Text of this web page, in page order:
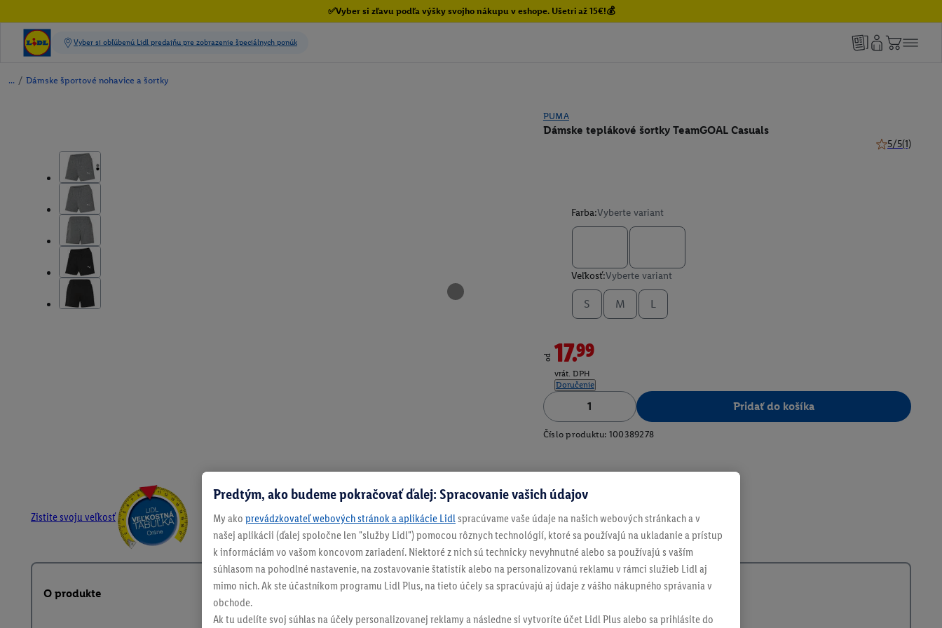
✅Vyber si zľavu podľa výšky svojho nákupu v eshope. Ušetri až 15€!💰
/ Dámske športové nohavice a šortky
PUMA
Dámske teplákové šortky TeamGOAL Casuals
5/5(1)
Farba:Vyberte variant
Veľkosť:Vyberte variant
S M L
od 17.99
vrát. DPH
Doručenie
Pridať do košíka
Číslo produktu: 100389278
Zistite svoju veľkosť
O produkte
Predtým, ako budeme pokračovať ďalej: Spracovanie vašich údajov
My ako prevádzkovateľ webových stránok a aplikácie Lidl spracúvame vaše údaje na našich webových stránkach a v
našej aplikácii (ďalej spoločne len "služby Lidl") pomocou rôznych technológií, ktoré sa používajú na ukladanie a prístup
k informáciám vo vašom koncovom zariadení. Niektoré z nich sú technicky nevyhnutné alebo sa používajú s vaším
súhlasom na pohodlné nastavenie, na zostavovanie štatistík alebo na personalizovanú reklamu v rámci služieb Lidl aj
mimo nich. Ak ste účastníkom programu Lidl Plus, na tieto účely sa spracúvajú aj údaje z vášho nákupného správania v
obchode.
Ak tu udelíte svoj súhlas na účely personalizovanej reklamy a následne si vytvoríte účet Lidl Plus alebo sa prihlásite do